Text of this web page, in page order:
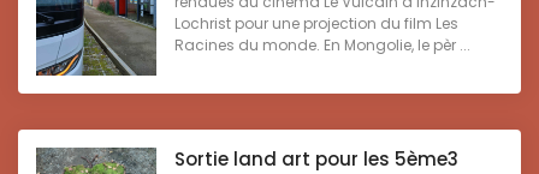
Lochrist pour une projection du film Les
Racines du monde. En Mongolie, le pèr ...
Sortie land art pour les 5ème3